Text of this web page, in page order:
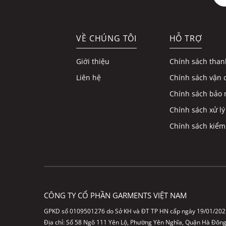
VỀ CHÚNG TÔI
Giới thiệu
Liên hệ
HỖ TRỢ
Chính sách
Chính sách vận
Chính sách bảo
Chính sách xử
Chính sách
CÔNG TY CỔ PHẦN GARMENTS VIỆT NAM
GPKD số 0109501276 do Sở KH và ĐT TP HN cấp ngày 19/01/
Địa chỉ: Số 58 Ngõ 111 Yên Lộ, Phường Yên Nghĩa, Quận Hà